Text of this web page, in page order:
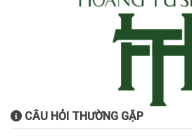
CÂU HỎI THƯỜNG GẶP